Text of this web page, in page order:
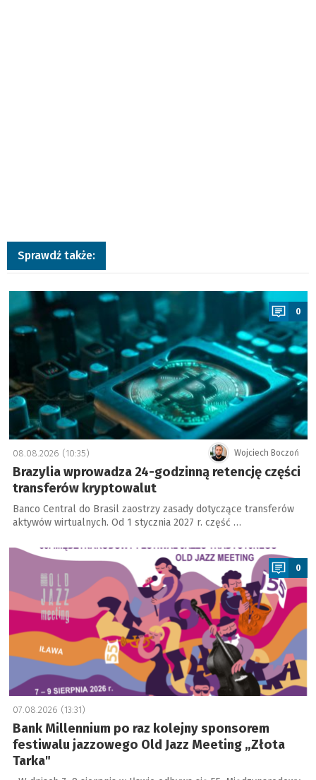
Sprawdź także:
a
0
Wojciech Boczoń
08.08.2026 (10:35)
Brazylia wprowadza 24-godzinną retencję części
transferów kryptowalut
Banco Central do Brasil zaostrzy zasady dotyczące transferów
aktywów wirtualnych. Od 1 stycznia 2027 r. część …
a
0
07.08.2026 (13:31)
Bank Millennium po raz kolejny sponsorem
festiwalu jazzowego Old Jazz Meeting „Złota
Tarka"